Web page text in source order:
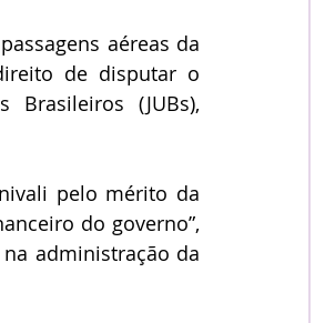
de disputar o
(JUBs),
do governo”,
administração da